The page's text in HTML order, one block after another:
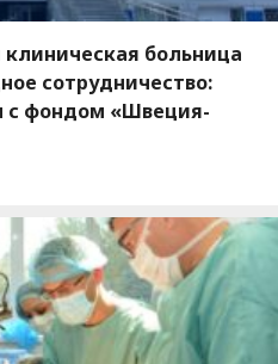
больница
сотрудничество:
с фондом «Швеция-